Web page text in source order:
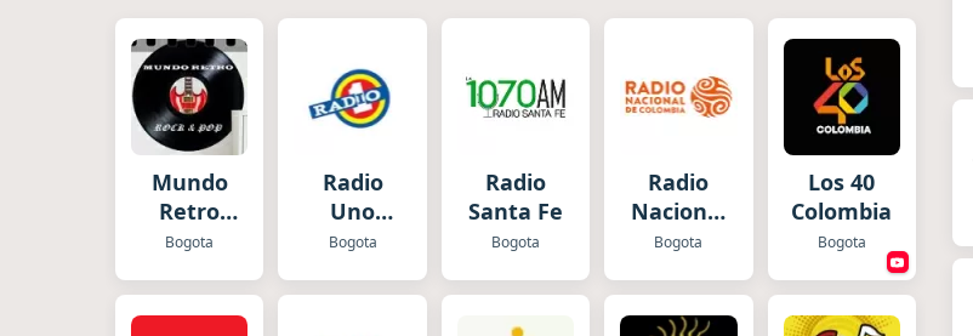
Mundo
Retro
Rock en
Bogota
Radio
Uno
Bogota
Bogota
Radio
Santa Fe
Bogota
Radio
Nacional
Colombia
Bogota
Los 40
Colombia
Bogota